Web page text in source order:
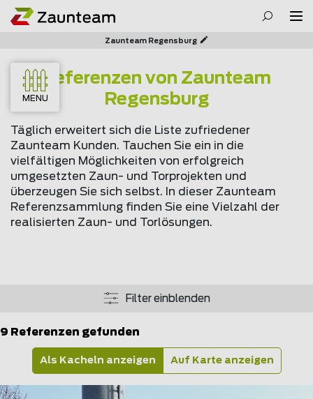
Zaunteam Regensburg
MENU
Referenzen von Zaunteam
Regensburg
Täglich erweitert sich die Liste zufriedener
Zaunteam Kunden. Tauchen Sie ein in die
vielfältigen Möglichkeiten von erfolgreich
umgesetzten Zaun- und Torprojekten und
überzeugen Sie sich selbst. In dieser Zaunteam
Referenzsammlung finden Sie eine Vielzahl der
realisierten Zaun- und Torlösungen.
Filter einblenden
9 Referenzen gefunden
Als Kacheln anzeigen Auf Karte anzeigen